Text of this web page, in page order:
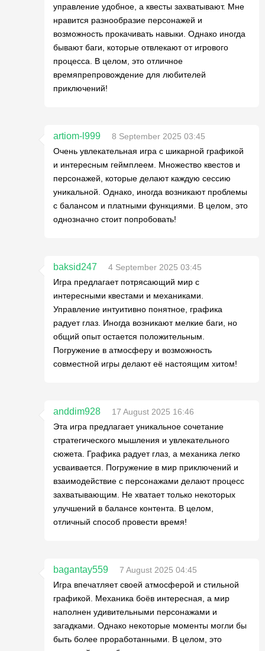
управление удобное, а квесты захватывают. Мне
нравится разнообразие персонажей и
возможность прокачивать навыки. Однако иногда
бывают баги, которые отвлекают от игрового
процесса. В целом, это отличное
времяпрепровождение для любителей
приключений!
artiom-l999
8 September 2025 03:45
Очень увлекательная игра с шикарной графикой
и интересным геймплеем. Множество квестов и
персонажей, которые делают каждую сессию
уникальной. Однако, иногда возникают проблемы
с балансом и платными функциями. В целом, это
однозначно стоит попробовать!
baksid247
4 September 2025 03:45
Игра предлагает потрясающий мир с
интересными квестами и механиками.
Управление интуитивно понятное, графика
радует глаз. Иногда возникают мелкие баги, но
общий опыт остается положительным.
Погружение в атмосферу и возможность
совместной игры делают её настоящим хитом!
anddim928
17 August 2025 16:46
Эта игра предлагает уникальное сочетание
стратегического мышления и увлекательного
сюжета. Графика радует глаз, а механика легко
усваивается. Погружение в мир приключений и
взаимодействие с персонажами делают процесс
захватывающим. Не хватает только некоторых
улучшений в балансе контента. В целом,
отличный способ провести время!
bagantay559
7 August 2025 04:45
Игра впечатляет своей атмосферой и стильной
графикой. Механика боёв интересная, а мир
наполнен удивительными персонажами и
загадками. Однако некоторые моменты могли бы
быть более проработанными. В целом, это